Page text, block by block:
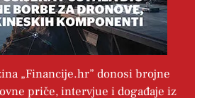
„Financije.hr” donosi brojne
priče, intervjue i događaje iz